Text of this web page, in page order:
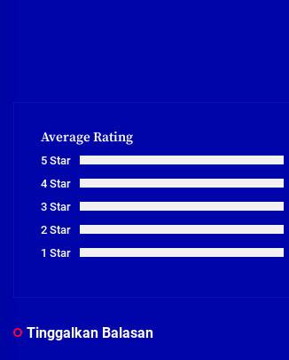
Average Rating
5 Star
4 Star
3 Star
2 Star
1 Star
Tinggalkan Balasan